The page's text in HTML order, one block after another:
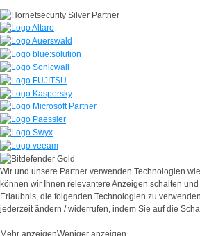
Wir und unsere Partner verwenden Technologien
können wir Ihnen relevantere Anzeigen schalten
Erlaubnis, die folgenden Technologien zu
jederzeit ändern / widerrufen, indem Sie auf die
Mehr anzeigenWeniger anzeigen